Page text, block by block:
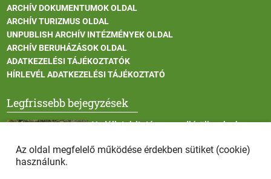
ARCHÍV DOKUMENTUMOK OLDAL
ARCHÍV TURIZMUS OLDAL
UNPUBLISH ARCHÍV INTÉZMÉNYEK OLDAL
ARCHÍV BERUHÁZÁSOK OLDAL
ADATKEZELÉSI TÁJÉKOZTATÓK
HÍRLEVÉL ADATKEZELÉSI TÁJÉKOZTATÓ
Legfrissebb bejegyzések
Vadállatok itatása a rendkívüli melegben
Az oldal megfelelő működése érdekben sütiket (cookie)
használunk.